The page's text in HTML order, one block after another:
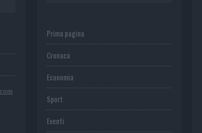
Prima pagina
Cronaca
Economia
Sport
Eventi